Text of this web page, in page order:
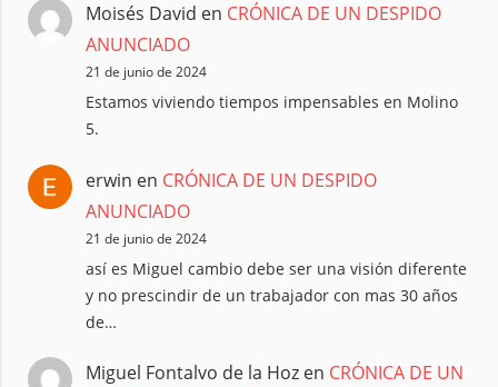
Moisés David en CRÓNICA DE UN DESPIDO
ANUNCIADO
21 de junio de 2024
Estamos viviendo tiempos impensables en Molino
5.
erwin en CRÓNICA DE UN DESPIDO
ANUNCIADO
21 de junio de 2024
así es Miguel cambio debe ser una visión diferente
y no prescindir de un trabajador con mas 30 años
de…
Miguel Fontalvo de la Hoz en CRÓNICA DE UN